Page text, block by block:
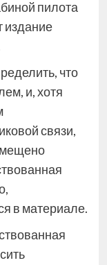
пилота
издание
что
и, хотя
связи,
в материале.